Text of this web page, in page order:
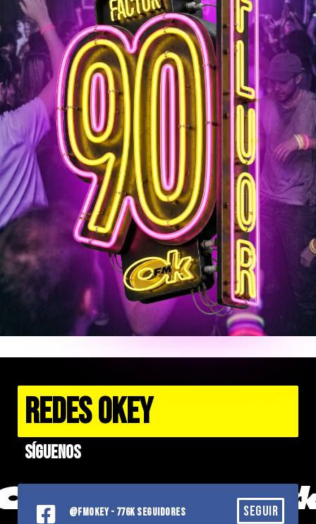
REDES OKEY
Síguenos
SEGUIR
@FMOKEY - 776K SEGUIDORES